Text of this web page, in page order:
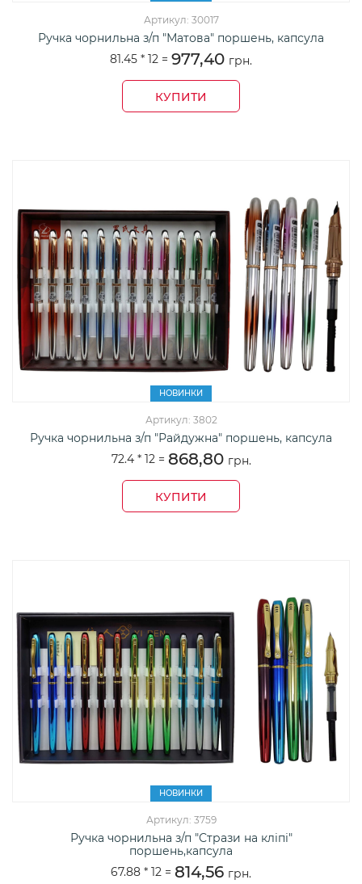
Артикул: 30017
Ручка чорнильна з/п "Матова" поршень, капсула
81.45 * 12 = 977,40 грн.
КУПИТИ
НОВИНКИ
Артикул: 3802
Ручка чорнильна з/п "Райдужна" поршень, капсула
72.4 * 12= 868,80 грн.
КУПИТИ
НОВИНКИ
Артикул: 3759
Ручка чорнильна з/п "Стрази на кліпі"
поршень,капсула
67.88 * 12 = 814,56 грн.